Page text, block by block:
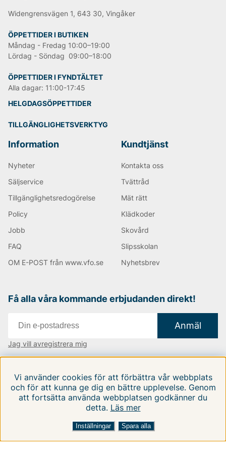
Widengrensvägen 1, 643 30, Vingåker
ÖPPETTIDER I BUTIKEN
Måndag - Fredag 10:00–19:00
Lördag - Söndag 09:00–18:00
ÖPPETTIDER I FYNDTÄLTET
Alla dagar: 11:00-17:45
HELGDAGSÖPPETTIDER
TILLGÄNGLIGHETSVERKTYG
Information
Nyheter
Säljservice
Tillgänglighetsredogörelse
Policy
Jobb
FAQ
OM E-POST från www.vfo.se
Kundtjänst
Kontakta oss
Tvättråd
Mät rätt
Klädkoder
Skovård
Slipsskolan
Nyhetsbrev
Få alla våra kommande erbjudanden direkt!
Anmäl
Jag vill avregistrera mig
Följ oss på våra sociala medier
Vi använder cookies för att förbättra vår webbplats
och för att kunna ge dig en bättre upplevelse. Genom
att fortsätta använda webbplatsen godkänner du
detta. Läs mer
Inställningar Spara alla